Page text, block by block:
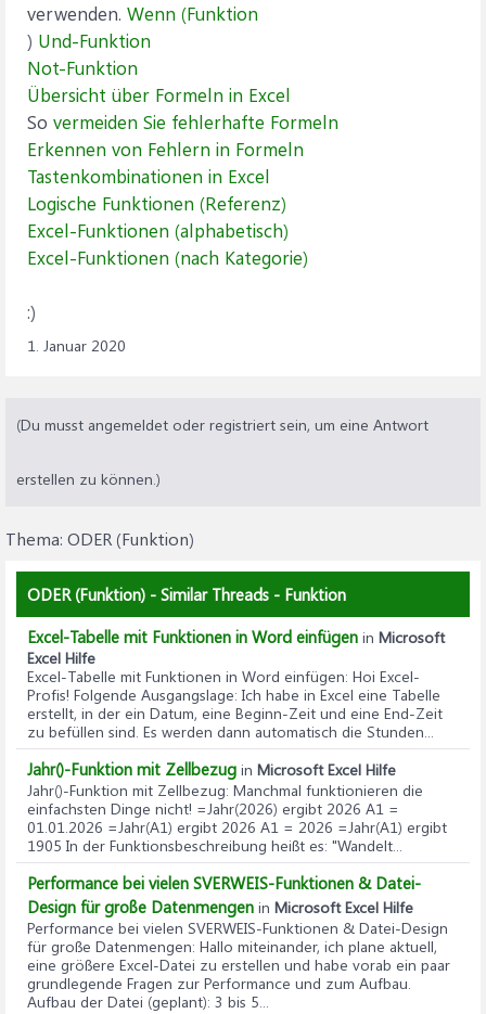
verwenden. Wenn (Funktion
) Und-Funktion
Not-Funktion
Übersicht über Formeln in Excel
So vermeiden Sie fehlerhafte Formeln
Erkennen von Fehlern in Formeln
Tastenkombinationen in Excel
Logische Funktionen (Referenz)
Excel-Funktionen (alphabetisch)
Excel-Funktionen (nach Kategorie)
:)
1. Januar 2020
(Du musst angemeldet oder registriert sein, um eine Antwort
erstellen zu können.)
Thema: ODER (Funktion)
ODER (Funktion) - Similar Threads - Funktion
Excel-Tabelle mit Funktionen in Word einfügen in Microsoft
Excel Hilfe
Excel-Tabelle mit Funktionen in Word einfügen: Hoi Excel-
Profis! Folgende Ausgangslage: Ich habe in Excel eine Tabelle
erstellt, in der ein Datum, eine Beginn-Zeit und eine End-Zeit
zu befüllen sind. Es werden dann automatisch die Stunden...
Jahr()-Funktion mit Zellbezug in Microsoft Excel Hilfe
Jahr()-Funktion mit Zellbezug: Manchmal funktionieren die
einfachsten Dinge nicht! =Jahr(2026) ergibt 2026 A1 =
01.01.2026 =Jahr(A1) ergibt 2026 A1 = 2026 =Jahr(A1) ergibt
1905 In der Funktionsbeschreibung heißt es: "Wandelt...
Performance bei vielen SVERWEIS-Funktionen & Datei-
Design für große Datenmengen in Microsoft Excel Hilfe
Performance bei vielen SVERWEIS-Funktionen & Datei-Design
für große Datenmengen: Hallo miteinander, ich plane aktuell,
eine größere Excel-Datei zu erstellen und habe vorab ein paar
grundlegende Fragen zur Performance und zum Aufbau.
Aufbau der Datei (geplant): 3 bis 5...